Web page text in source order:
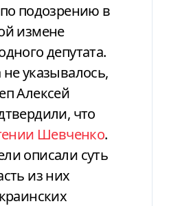
подозрению в
измене
депутата.
указывалось,
Алексей
что
Шевченко.
описали суть
из них